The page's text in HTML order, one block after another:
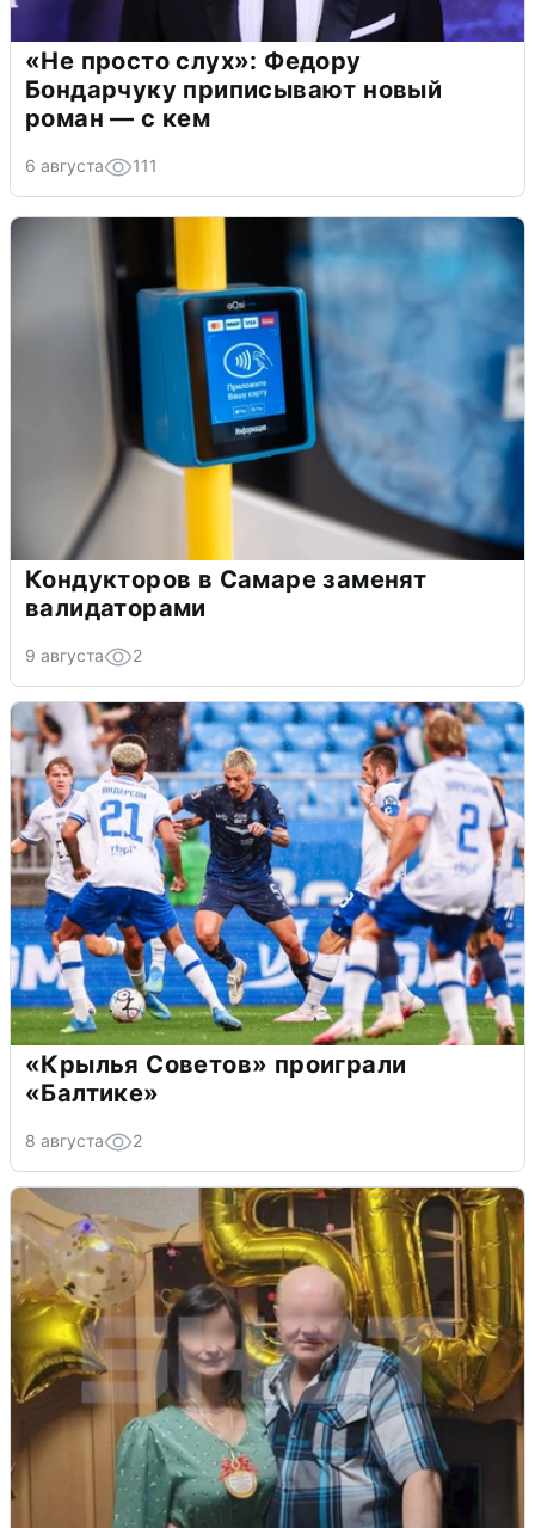
«Не просто слух»: Федору
Бондарчуку приписывают новый
роман — с кем
6 августа 111
Кондукторов в Самаре заменят
валидаторами
9 августа 2
«Крылья Советов» проиграли
«Балтике»
8 августа 2